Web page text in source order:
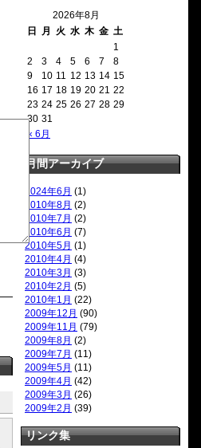
2026年8月
日
月 火 水 木 金 土
« 6月
1
2
3 4 5 6 7
8
9
10 11 12 13 14 15
16 17 18 19 20 21 22
23 24 25 26 27 28 29
30 31
月間アーカイブ
2024年6月 (1)
2010年8月 (2)
2010年7月 (2)
2010年6月 (7)
2010年5月 (1)
2010年4月 (4)
2010年3月 (3)
2010年2月 (5)
2010年1月 (22)
2009年12月 (90)
2009年11月 (79)
2009年8月 (2)
2009年7月 (11)
2009年5月 (11)
2009年4月 (42)
2009年3月 (26)
2009年2月 (39)
リンク集